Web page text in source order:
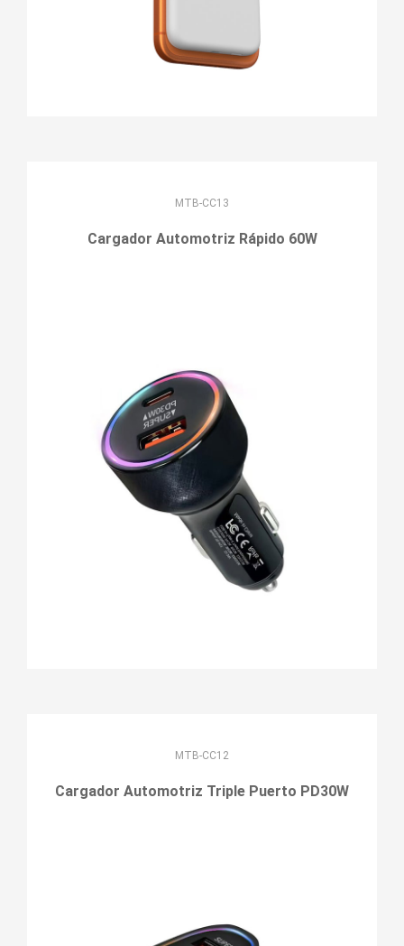
MTB-CC13
Cargador Automotriz Rápido 60W
MTB-CC12
Cargador Automotriz Triple Puerto PD30W